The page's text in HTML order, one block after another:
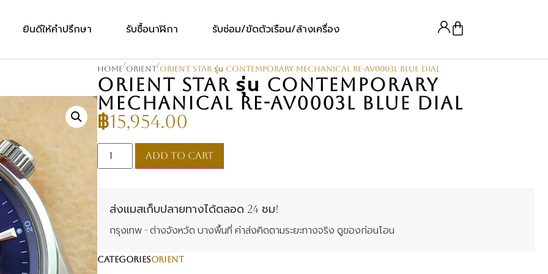
ยินดีให้คำปรึกษา รับซื้อนาฬิกา รับซ่อม/ขัดตัวเรือน/ล้างเครื่อง
Home/Orient/ORIENT STAR รุ่น Contemporary Mechanical RE-AV0003L Blue Dial
ORIENT STAR รุ่น CONTEMPORARY
MECHANICAL RE-AV0003L BLUE DIAL
฿15,954.00
Add to cart
ส่งแมสเก็บปลายทางได้ตลอด 24 ชม!
กรุงเทพ - ต่างจังหวัด บางพื้นที่ ค่าส่งคิดตามระยะทางจริง ดูของก่อนโอน
CATEGORIESOrient